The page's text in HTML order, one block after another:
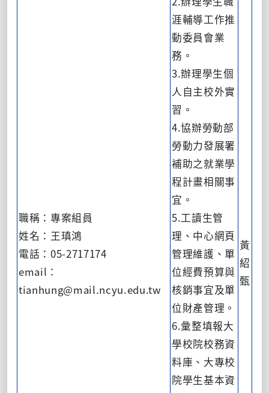
職稱：專案組員
姓名：王瑱鴻
電話：05-2717174
email：
tianhung@mail.ncyu.edu.tw
涯輔導工作推
動委員會業
務。
3.辦理學生個
人自主校外實
習。
4.協辦勞動部
勞動力發展署
補助之就業學
程計畫相關事
宜。
5.工讀生管
理、中心網頁
管理維護、單
位經費預算與
核銷事宜及單
位財產管理。
6.彙整填報大
學校院校務資
料庫、大專校
院學生基本資
黃
紹
甄